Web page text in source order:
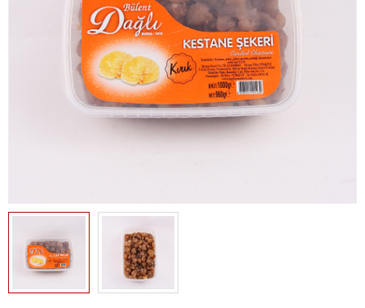
Kavanoz Kestane Şekeri
Special Kestane Şekeri